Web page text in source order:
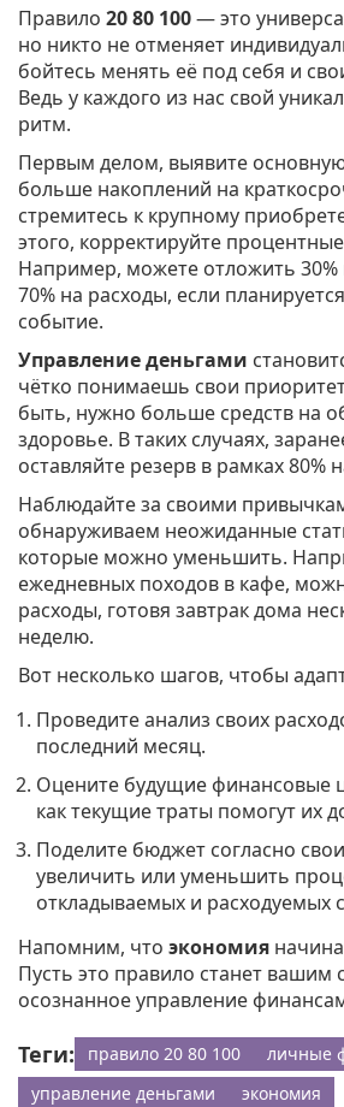
Правило 20 80 100— это
но никто не отменяет
бойтесь менять её под себя и
Ведь у каждого из нас свой
ритм.
Первым делом, выявите
больше накоплений на
стремитесь к крупному
этого, корректируйте
Например, можете отложить 30%
70% на расходы, если
событие.
Управление деньгами
чётко понимаешь свои
быть, нужно больше средств на
здоровье. В таких случаях,
оставляйте резерв в рамках 80%
Наблюдайте за своими
обнаруживаем неожиданные
которые можно уменьшить.
ежедневных походов в кафе,
расходы, готовя завтрак дома
неделю.
Вот несколько шагов, чтобы
Проведите анализ своих
последний месяц.
Оцените будущие финансовые
как текущие траты помогут их
Поделите бюджет согласно
увеличить или уменьшить
откладываемых и расходуемых
Напомним, что экономия
Пусть это правило станет вашим
осознанное управление
Теги: правило 20 80 100
личные
управление деньгами
экономия